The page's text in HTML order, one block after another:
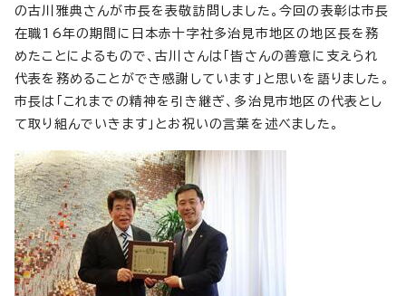
の古川雅典さんが市長を表敬訪問しました。今回の表彰は市長
在職16年の期間に日本赤十字社多治見市地区の地区長を務
めたことによるもので、古川さんは「皆さんの善意に支えられ
代表を務めることができ感謝しています」と思いを語りました。
市長は「これまでの精神を引き継ぎ、多治見市地区の代表とし
て取り組んでいきます」とお祝いの言葉を述べました。